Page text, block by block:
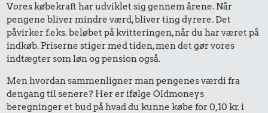
Vores købekraft har udviklet sig gennem årene. Når
pengene bliver mindre værd, bliver ting dyrere. Det
påvirker f.eks. beløbet på kvitteringen, når du har været på
indkøb. Priserne stiger med tiden, men det gør vores
indtægter som løn og pension også.
Men hvordan sammenligner man pengenes værdi fra
dengang til senere? Her er ifølge Oldmoneys
beregninger et bud på hvad du kunne købe for 0,10 kr. i